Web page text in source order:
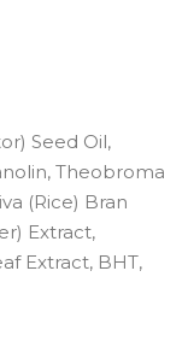
Seed Oil,
Theobroma
(Rice) Bran
Extract,
Extract, BHT,